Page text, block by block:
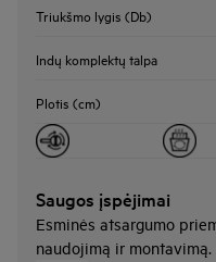
Triukšmo lygis (Db)
Indų komplektų talpa
Plotis (cm)
Saugos įspėjimai
Esminės atsargumo
naudojimą ir montavimą.